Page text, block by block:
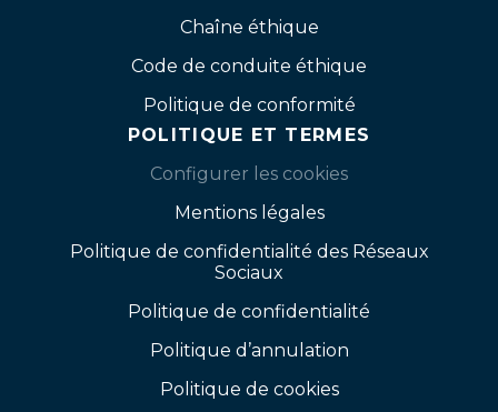
Chaîne éthique
Code de conduite éthique
Politique de conformité
POLITIQUE ET TERMES
Configurer les cookies
Mentions légales
Politique de confidentialité des Réseaux
Sociaux
Politique de confidentialité
Politique d’annulation
Politique de cookies